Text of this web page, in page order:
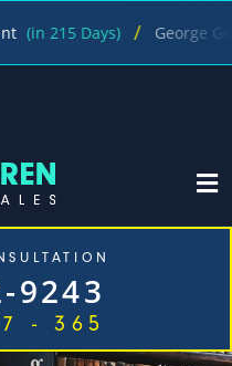
215 Days) / George
9243
- 365